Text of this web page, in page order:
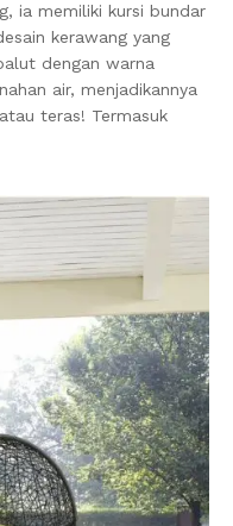
ia memiliki kursi bundar
kerawang yang
dengan warna
air, menjadikannya
teras! Termasuk